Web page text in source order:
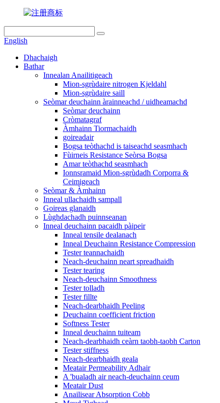
English
Dhachaigh
Bathar
Innealan Anailitigeach
Mion-sgrùdaire nitrogen Kjeldahl
Mion-sgrùdaire saill
Seòmar deuchainn àrainneachd / uidheamachd
Seòmar deuchainn
Cròmatagraf
Àmhainn Tiormachaidh
goireadair
Bogsa teòthachd is taiseachd seasmhach
Fùirneis Resistance Seòrsa Bogsa
Amar teòthachd seasmhach
Ionnsramaid Mion-sgrùdadh Corporra &
Ceimigeach
Seòmar & Àmhainn
Inneal ullachaidh sampall
Goireas glanaidh
Lùghdachadh puinnseanan
Inneal deuchainn pacaidh pàipeir
Inneal tensile dealanach
Inneal Deuchainn Resistance Compression
Tester teannachaidh
Neach-deuchainn neart spreadhaidh
Tester tearing
Neach-deuchainn Smoothness
Tester tolladh
Tester fillte
Neach-dearbhaidh Peeling
Deuchainn coefficient friction
Softness Tester
Inneal deuchainn tuiteam
Neach-dearbhaidh ceàrn taobh-taobh Carton
Tester stiffness
Neach-dearbhaidh geala
Meatair Permeability Adhair
A 'bualadh air neach-deuchainn ceum
Meatair Dust
Anailisear Absorption Cobb